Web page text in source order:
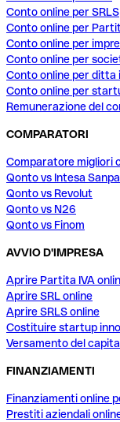
Conto online per SRLS
Conto online per
Conto online per
Conto online per
Conto online per ditta
Conto online per
Remunerazione del
COMPARATORI
Comparatore migliori
Qonto vs Intesa
Qonto vs Revolut
Qonto vs N26
Qonto vs Finom
AVVIO D'IMPRESA
Aprire Partita IVA
Aprire SRL online
Aprire SRLS online
Costituire startup
Versamento del
FINANZIAMENTI
Finanziamenti online
Prestiti aziendali